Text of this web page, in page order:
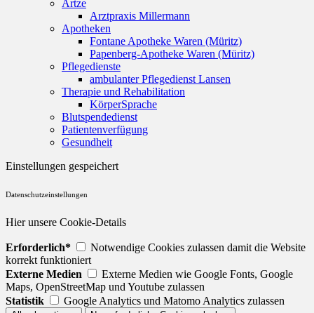
Ärtze
Arztpraxis Millermann
Apotheken
Fontane Apotheke Waren (Müritz)
Papenberg-Apotheke Waren (Müritz)
Pflegedienste
ambulanter Pflegedienst Lansen
Therapie und Rehabilitation
KörperSprache
Blutspendedienst
Patientenverfügung
Gesundheit
Einstellungen gespeichert
Datenschutzeinstellungen
Hier unsere Cookie-Details
Erforderlich*
Notwendige Cookies zulassen damit die Website
korrekt funktioniert
Externe Medien
Externe Medien wie Google Fonts, Google
Maps, OpenStreetMap und Youtube zulassen
Statistik
Google Analytics und Matomo Analytics zulassen